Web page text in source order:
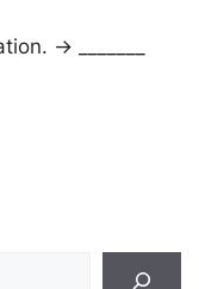
→ _______